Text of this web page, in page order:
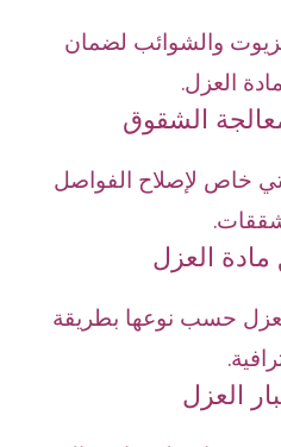
والشوائب لضمان
العزل.
الشقوق
خاص لإصلاح الفواصل
العزل
حسب نوعها بطريقة
العزل